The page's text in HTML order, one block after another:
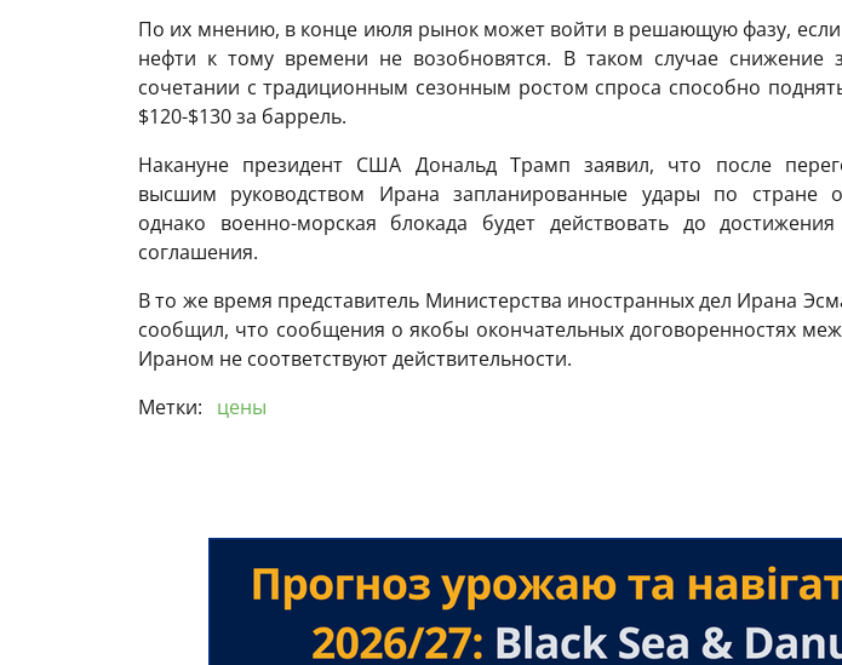
По их мнению, в конце июля рынок может войти в решающую фазу, если
нефти к тому времени не возобновятся. В таком случае снижение
сочетании с традиционным сезонным ростом спроса способно
$120-$130 за баррель.
Накануне президент США Дональд Трамп заявил, что после
высшим руководством Ирана запланированные удары по стране
однако военно-морская блокада будет действовать до
соглашения.
В то же время представитель Министерства иностранных дел Ирана
сообщил, что сообщения о якобы окончательных договоренностях
Ираном не соответствуют действительности.
Метки:
цены